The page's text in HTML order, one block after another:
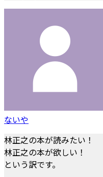
ないや
林正之の本が読みたい！
林正之の本が欲しい！
という訳です。